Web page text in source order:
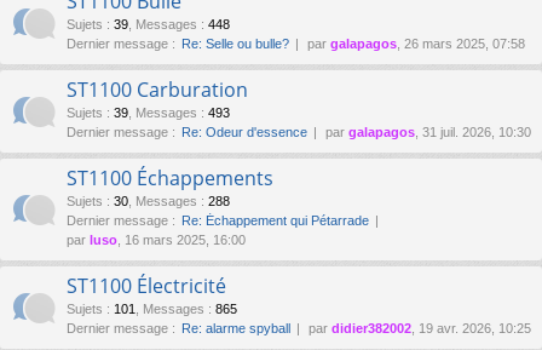
Sujets : 39 Messages : 448
Dernier message : Re: Selle ou bulle? par galapagos , 26 mars 2025, 07:58
ST1100 Carburation
Sujets : 39 Messages : 493
Dernier message : Re: Odeur d'essence par galapagos , 31 juil. 2026, 10:30
ST1100 Échappements
Sujets : 30 Messages : 288
Dernier message : Re: Échappement qui Pétarrade
par luso , 16 mars 2025, 16:00
ST1100 Électricité
Sujets : 101 Messages : 865
Dernier message : Re: alarme spyball par didier382002 , 19 avr. 2026, 10:25